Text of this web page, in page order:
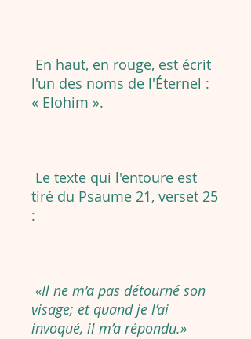
En haut, en rouge, est écrit
l'un des noms de l'Éternel :
« Elohim ».
Le texte qui l'entoure est
tiré du Psaume 21, verset 25
:
«Il ne m’a pas détourné son
visage; et quand je l’ai
invoqué, il m’a répondu.»